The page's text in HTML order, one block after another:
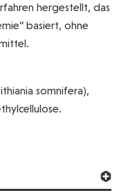
hergestellt, das
basiert, ohne
somnifera),